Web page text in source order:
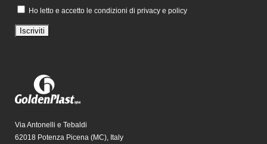
Ho letto e accetto le condizioni di privacy e policy
Via Antonelli e Tebaldi
62018 Potenza Picena (MC), Italy